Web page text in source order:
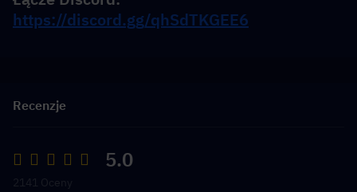
https://discord.gg/qhSdTKGEE6
Recenzje
5.0